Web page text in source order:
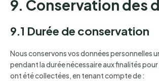
9. Conservation des
9.1 Durée de conservation
Nous conservons vos données personnelles
pendant la durée nécessaire aux finalités pour
ont été collectées, en tenant compte de :